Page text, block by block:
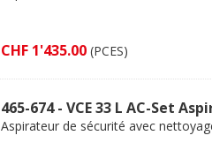
CHF 1'435.00 (PCES)
465-674 - VCE 33 L AC-Set
Aspirateur de sécurité avec